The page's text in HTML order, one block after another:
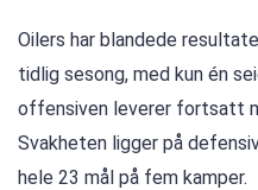
Oilers har blandede
tidlig sesong, med kun én
offensiven leverer fortsatt
Svakheten ligger på
hele 23 mål på fem kamper.